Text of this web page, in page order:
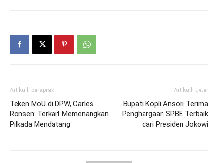
Artikulli paraprak
Teken MoU di DPW, Carles
Ronsen: Terkait Memenangkan
Pilkada Mendatang
Artikulli tjetër
Bupati Kopli Ansori Terima
Penghargaan SPBE Terbaik
dari Presiden Jokowi